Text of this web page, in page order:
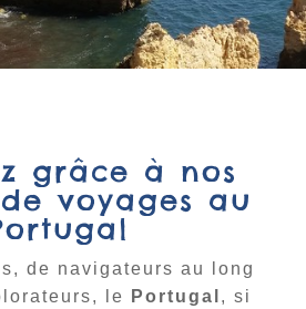
grâce à nos
voyages au
de navigateurs au long
le
Portugal , si